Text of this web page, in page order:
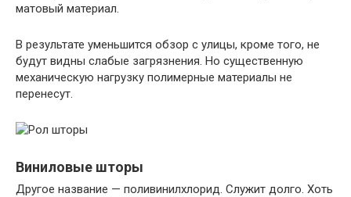
матовый материал.
В результате уменьшится обзор с улицы, кроме того, не
будут видны слабые загрязнения. Но существенную
механическую нагрузку полимерные материалы не
перенесут.
Виниловые шторы
Другое название — поливинилхлорид. Служит долго. Хоть